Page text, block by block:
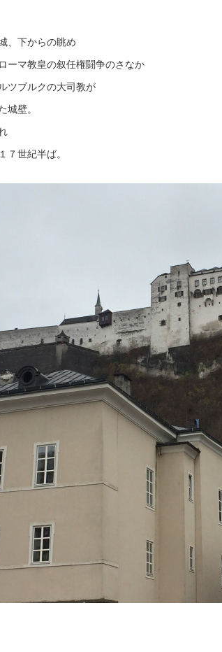
、下からの眺め
ーマ教皇の叙任権闘争のさなか
ツブルクの大司教が
城壁。
７世紀半ば。